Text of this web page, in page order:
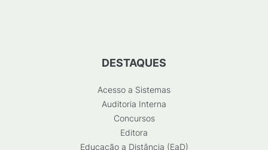
DESTAQUES
Acesso a Sistemas
Auditoria Interna
Concursos
Editora
Educação a Distância (EaD)